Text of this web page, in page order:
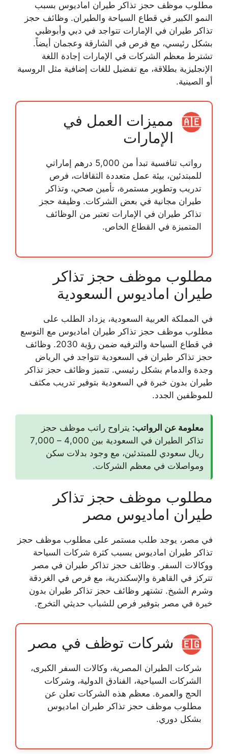
مطلوب موظف حجز تذاكر طيران اماديوس بسبب
النمو الكبير في قطاع السياحة والطيران. وظائف حجز
تذاكر طيران في الإمارات تتواجد في دبي وأبوظبي
بشكل رئيسي، مع فرص في الشارقة وعجمان أيضاً.
تشترط معظم الشركات في الإمارات إجادة اللغة
الإنجليزية بطلاقة، مع تفضيل للغات إضافية مثل الروسية
أو الصينية.
🇦🇪
مميزات العمل في
الإمارات
رواتب تنافسية تبدأ من 5,000 درهم إماراتي
للمبتدئين، بيئة عمل متعددة الثقافات، فرص
تدريب وتطوير مستمرة، تأمين صحي، وتذاكر
طيران مجانية في بعض الشركات. وظيفة حجز
تذاكر طيران في الإمارات تعتبر من الوظائف
المتميزة في القطاع الخاص.
مطلوب موظف حجز تذاكر
طيران اماديوس السعودية
في المملكة العربية السعودية، يزداد الطلب على
مطلوب موظف حجز تذاكر طيران اماديوس مع التوسع
في قطاع السياحة والترفيه ضمن رؤية 2030.
وظائف
حجز تذاكر طيران في السعودية تتواجد في الرياض
وجدة والدمام بشكل رئيسي. تتميز وظائف حجز تذاكر
طيران بدون خبرة في السعودية بتوفير تدريب مكثف
للموظفين الجدد.
معلومة عن الرواتب: يتراوح راتب موظف حجز
تذاكر الطيران في السعودية بين 4,000 – 7,000
ريال سعودي للمبتدئين، مع وجود بدلات سكن
ومواصلات في معظم الشركات.
مطلوب موظف حجز تذاكر
طيران اماديوس مصر
في مصر، يوجد طلب مستمر على مطلوب موظف حجز
تذاكر طيران اماديوس بسبب كثرة شركات السياحة
ووكالات السفر. وظائف حجز تذاكر طيران في مصر
تتركز في القاهرة والإسكندرية، مع فرص في الغردقة
وشرم الشيخ. تشتهر وظائف حجز تذاكر طيران بدون
خبرة في مصر بتوفير فرص للشباب حديثي التخرج.
🇪🇬 شركات توظف في مصر
شركات الطيران المصرية، وكالات السفر الكبرى،
الشركات السياحية، الفنادق الدولية، وشركات
الحج والعمرة. معظم هذه الشركات تعلن عن
مطلوب موظف حجز تذاكر طيران اماديوس
بشكل دوري.